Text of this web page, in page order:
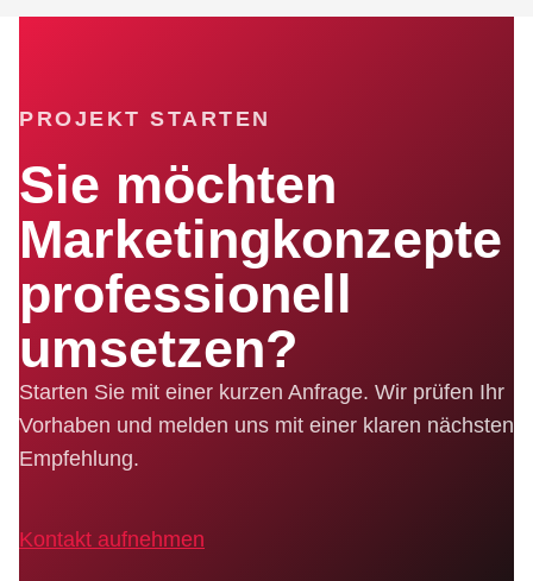
PROJEKT STARTEN
Sie möchten
Marketingkonzepte
professionell
umsetzen?
Starten Sie mit einer kurzen Anfrage. Wir prüfen Ihr
Vorhaben und melden uns mit einer klaren nächsten
Empfehlung.
Kontakt aufnehmen